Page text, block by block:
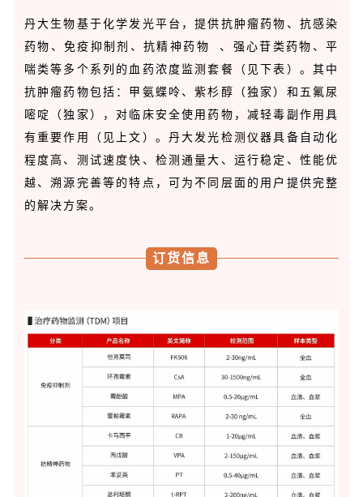
丹大生物基于化学发光平台，提供抗肿瘤药物、抗感染
药物、免疫抑制剂、抗精神药物
、强心苷类药物、平
喘类等多个系列的血药浓度监测套餐（见下表）。其中
抗肿瘤药物包括：甲氨蝶呤、紫杉醇（独家）和五氟尿
嘧啶（独家），对临床安全使用药物，减轻毒副作用具
有重要作用（见上文）。丹大发光检测仪器具备自动化
程度高、测试速度快、检测通量大、运行稳定、性能优
越、溯源完善等的特点，可为不同层面的用户提供完整
的解决方案。
订货信息